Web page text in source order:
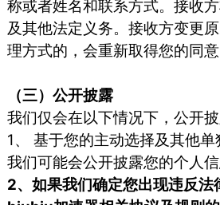
称或者姓名和联系方式。接收
及其他法定义务。接收方变更
理方式的，会重新取得您的同意
（三）公开披露
我们仅会在以下情况下，公开
1、 基于您的主动选择及其他单
我们可能会公开披露您的个人信
2、如果我们确定您出现违反法